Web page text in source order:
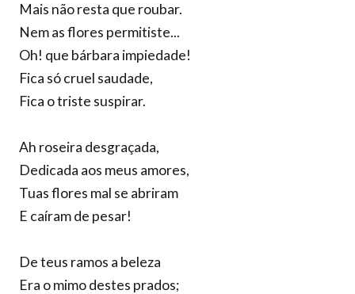
Mais não resta que roubar.
Nem as flores permitiste...
Oh! que bárbara impiedade!
Fica só cruel saudade,
Fica o triste suspirar.
Ah roseira desgraçada,
Dedicada aos meus amores,
Tuas flores mal se abriram
E caíram de pesar!
De teus ramos a beleza
Era o mimo destes prados;